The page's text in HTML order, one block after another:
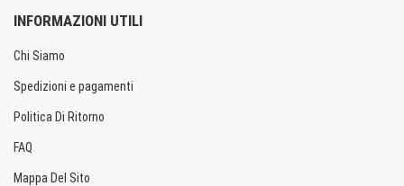
INFORMAZIONI UTILI
Chi Siamo
Spedizioni e pagamenti
Politica Di Ritorno
FAQ
Mappa Del Sito